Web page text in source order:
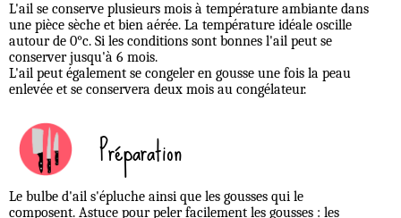
L'ail se conserve plusieurs mois à température ambiante dans
une pièce sèche et bien aérée. La température idéale oscille
autour de 0°c. Si les conditions sont bonnes l'ail peut se
conserver jusqu'à 6 mois.
L'ail peut également se congeler en gousse une fois la peau
enlevée et se conservera deux mois au congélateur.
Préparation
Le bulbe d'ail s'épluche ainsi que les gousses qui le
composent. Astuce pour peler facilement les gousses : les